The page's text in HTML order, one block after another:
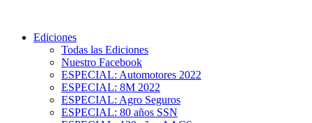
Ediciones
Todas las Ediciones
Nuestro Facebook
ESPECIAL: Automotores 2022
ESPECIAL: 8M 2022
ESPECIAL: Agro Seguros
ESPECIAL: 80 años SSN